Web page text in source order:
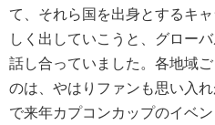
て、それら国を出身とするキ
しく出していこうと、グロー
話し合っていました。各地域
のは、やはりファンも思い入
で来年カプコンカップのイベ